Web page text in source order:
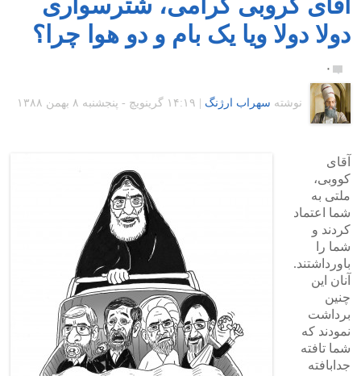
دولا دولا ویا یک بام و دو هوا چرا؟
۰
نوشته سهراب ارژنگ ۱۴:۱۹ گرينويچ - پنجشنبه ۸ بهمن ۱۳۸۸
آقای
کووبی،
ملتی به
شما اعتماد
کردند و
شما را
باورداشتند.
آنان این
چنین
برداشت
نمودند که
شما تافته
جدابافته